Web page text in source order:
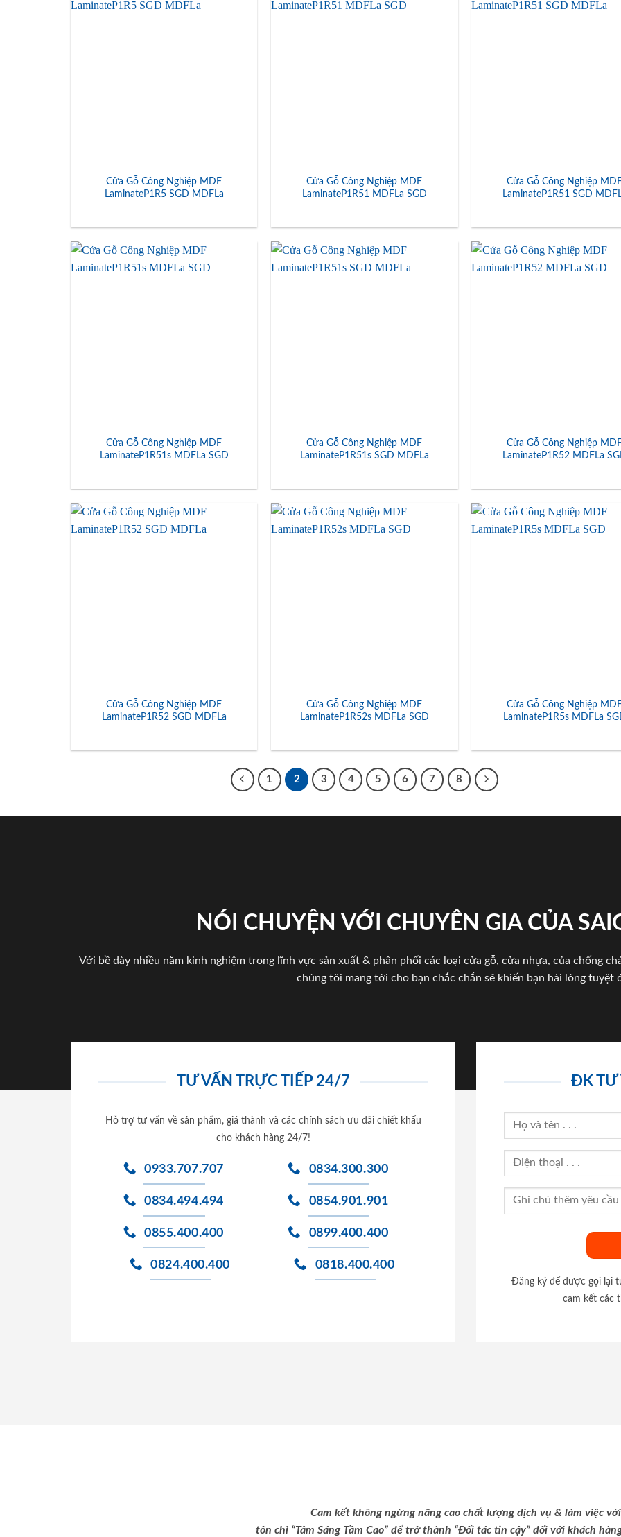
Cửa Gỗ Công Nghiệp MDF
LaminateP1R5 SGD MDFLa
Cửa Gỗ Công Nghiệp MDF
LaminateP1R51 MDFLa SGD
Cửa Gỗ Công Nghiệp
LaminateP1R51 SGD
Cửa Gỗ Công Nghiệp MDF
LaminateP1R51s MDFLa SGD
Cửa Gỗ Công Nghiệp MDF
LaminateP1R51s SGD MDFLa
Cửa Gỗ Công Nghiệp
LaminateP1R52 MDFLa
Cửa Gỗ Công Nghiệp MDF
LaminateP1R52 SGD MDFLa
Cửa Gỗ Công Nghiệp MDF
LaminateP1R52s MDFLa SGD
Cửa Gỗ Công Nghiệp
LaminateP1R5s MDFLa
1 2 3 4 5 6 7 8
NÓI CHUYỆN VỚI CHUYÊN GIA CỦA
Với bề dày nhiều năm kinh nghiệm trong lĩnh vực sản xuất & phân phối các loại cửa gỗ, cửa nhựa, của chống
chúng tôi mang tới cho bạn chắc chắn sẽ khiến bạn hài lòng tuyệt
TƯ VẤN TRỰC TIẾP 24/7
Hỗ trợ tư vấn về sản phẩm, giá thành và các chính sách ưu đãi chiết khấu
cho khách hàng 24/7!
0933.707.707
0834.494.494
0855.400.400
0824.400.400
0834.300.300
0854.901.901
0899.400.400
0818.400.400
ĐK TƯ
Đăng ký để được gọi lại
cam kết các
Cam kết không ngừng nâng cao chất lượng dịch vụ & làm việc với
tôn chỉ “Tâm Sáng Tầm Cao” để trở thành “Đối tác tin cậy” đối với khách